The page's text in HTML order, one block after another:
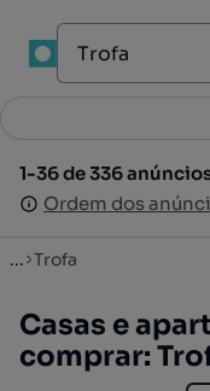
1-36 de 336
Ordem dos
1-36 de 336
Ordem dos
... Trofa
Casas e
comprar: